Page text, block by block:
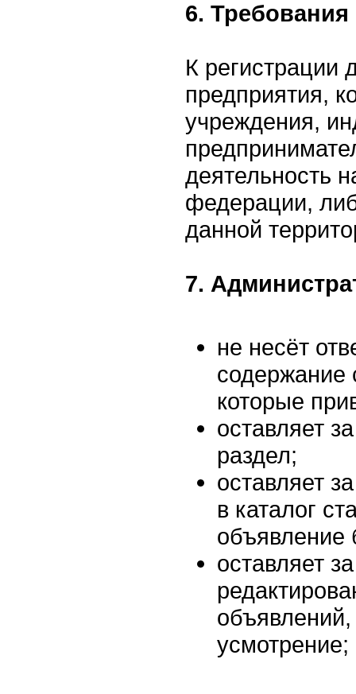
6.
К регистрации
предприятия,
учреждения,
деятельность
федерации,
данной
7.
не несёт
содержание
которые
оставляет
раздел;
оставляет
в каталог
объявление
оставляет
усмотрение;